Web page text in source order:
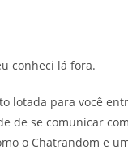
conheci lá fora.
lotada para você
de se comunicar
o Chatrandom e